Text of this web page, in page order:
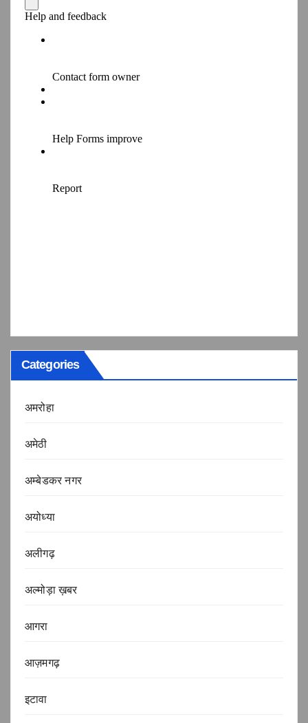
Categories
अमरोहा
अमेठी
अम्बेडकर नगर
अयोध्या
अलीगढ़
अल्मोड़ा ख़बर
आगरा
आज़मगढ़
इटावा